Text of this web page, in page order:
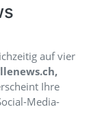
auf vier
Ihre
Media-